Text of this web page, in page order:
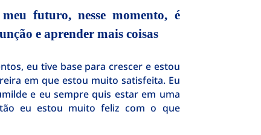
futuro, nesse momento, é
e aprender mais coisas
eu tive base para crescer e estou
em que estou muito satisfeita. Eu
e eu sempre quis estar em uma
eu estou muito feliz com o que